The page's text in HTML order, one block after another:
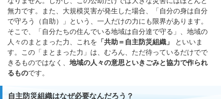
無力です。また、大規模災害が発生した場合、「自分の身は自分
で守ろう（自助）」という、一人だけの力にも限界があります。
そこで、「自分たちの住んでいる地域は自分達で守る」、地域の
人々のまとまった力、これを 「共助＝自主防災組織」
といいま
す。この「まとまった力」は、むろん、ただ待っているだけでで
きるものではなく、 地域の人々の意思といきごみと協力で作られ
るものです。
自主防災組織はなぜ必要なんだろう？